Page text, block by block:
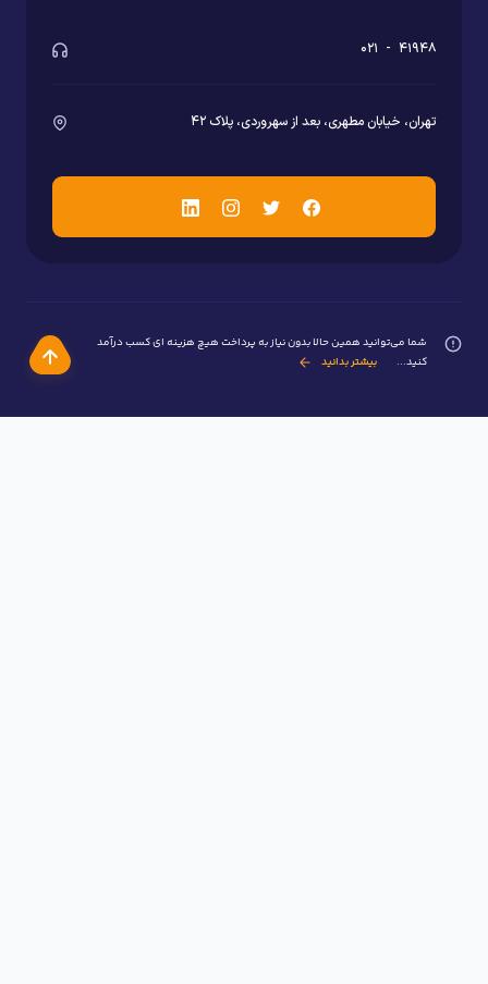
۰۲۱
خیابان مطهری، بعد از سهروردی، پلاک ۴۲
می‌توانید همین حالا بدون نیاز به پرداخت هیچ هزینه ای کسب درآمد
بیشتر بدانید